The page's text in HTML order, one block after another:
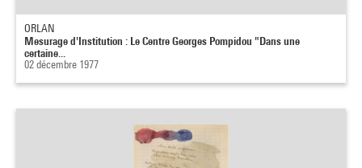
ORLAN
Mesurage d'Institution : Le Centre Georges Pompidou "Dans une
certaine...
02 décembre 1977